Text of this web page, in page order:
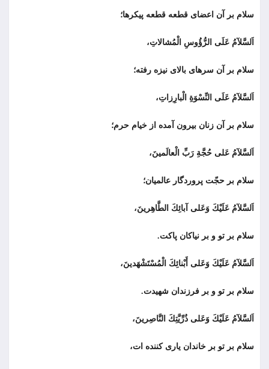
سلام بر آن اعضای قطعه قطعه پیکرها؛
اَلسَّلآمُ عَلَى الرُّؤُوسِ الْمُشالاتِ،
سلام بر آن سرهاى بالای نيزه رفته؛
اَلسَّلآمُ عَلَى النِّسْوَةِ الْبارِزاتِ،
سلام بر آن زنان بیرون آمده از خیام حرم؛
اَلسَّلآمُ عَلى حُجَّةِ رَبِّ الْعالَمينَ،
سلام بر حجّت پروردگار عالمیان؛
اَلسَّلآمُ عَلَيْكَ وَعَلى آبائِكَ الطَّاهِرينَ،
سلام بر تو و بر نیاکان پاكت.
اَلسَّلآمُ عَلَيْكَ وَعَلى أَبْنائِكَ الْمُسْتَشْهَدينَ،
سلام بر تو و بر فرزندان شهیدت.
اَلسَّلآمُ عَلَيْكَ وَعَلى ذُرِّيَّتِكَ النَّاصِرينَ،
سلام بر تو بر خاندان يارى كننده ات،